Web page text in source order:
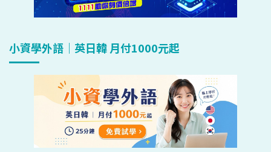
小資學外語｜英日韓 月付1000元起